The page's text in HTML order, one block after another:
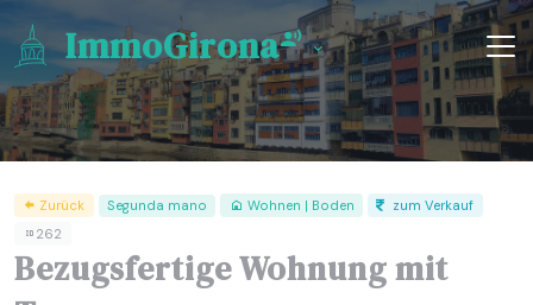
ImmoGirona
Zurück Segunda mano Wohnen | Boden
zum Verkauf
262
Bezugsfertige Wohnung mit